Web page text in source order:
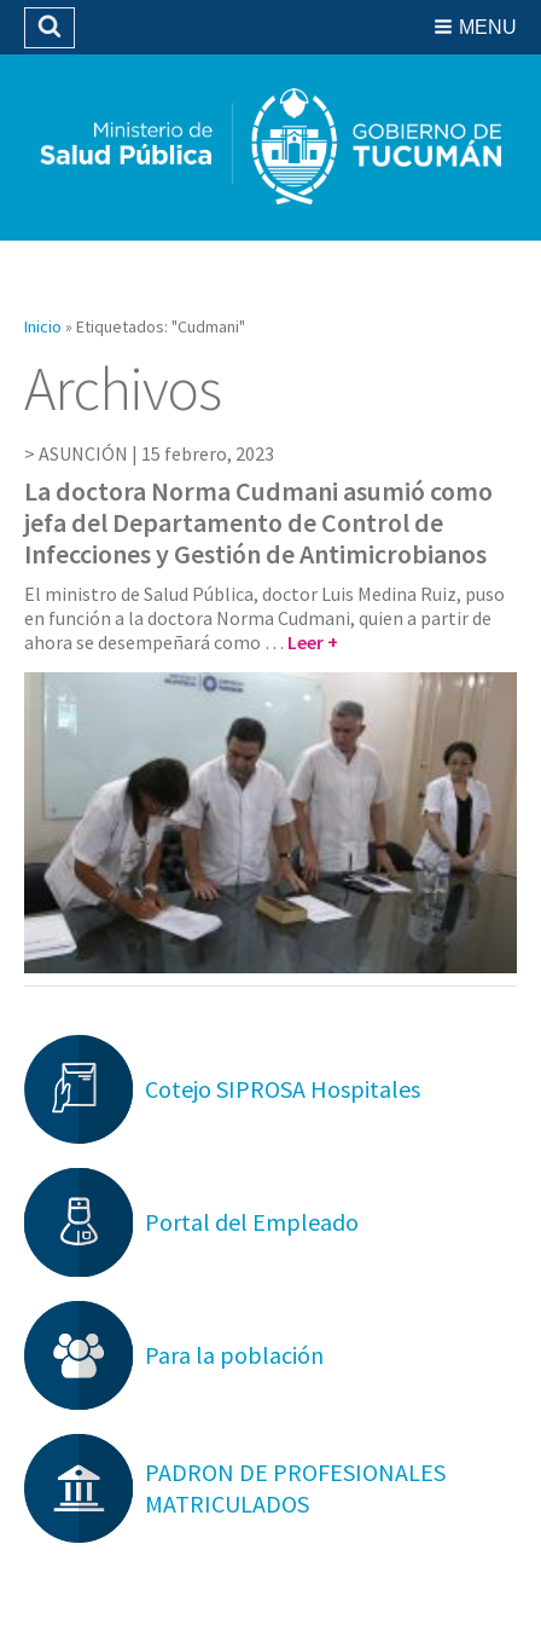
Biblioteca
MENU
Buscar
Inicio » Etiquetados: "Cudmani"
Archivos
ASUNCIÓN | 15 febrero, 2023
La doctora Norma Cudmani asumió como
jefa del Departamento de Control de
Infecciones y Gestión de Antimicrobianos
El ministro de Salud Pública, doctor Luis Medina Ruiz, puso
en función a la doctora Norma Cudmani, quien a partir de
ahora se desempeñará como … Leer +
Cotejo SIPROSA Hospitales
Portal del Empleado
Para la población
PADRON DE PROFESIONALES
MATRICULADOS